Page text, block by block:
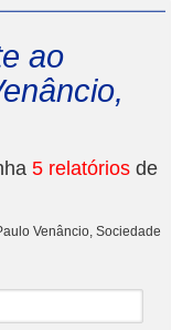
ao
5 relatórios de
Venâncio, Sociedade